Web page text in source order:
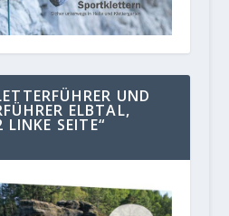
UND
ELBTAL,
LINKE SEITE“